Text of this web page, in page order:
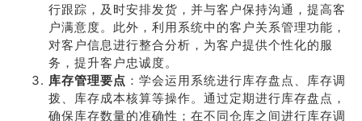
行跟踪，及时安排发货，并与客户保持沟通，提高客
户满意度。此外，利用系统中的客户关系管理功能，
对客户信息进行整合分析，为客户提供个性化的服
务，提升客户忠诚度。
库存管理要点 ：学会运用系统进行库存盘点、库存调
拨、库存成本核算等操作。通过定期进行库存盘点，
确保库存数量的准确性；在不同仓库之间进行库存调